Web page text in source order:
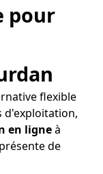
pour
flexible
d'exploitation,
en ligneà
de